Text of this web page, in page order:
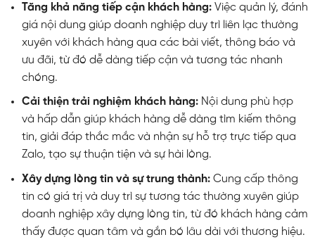
Tăng khả năng tiếp cận khách hàng: Việc quản lý, đánh
giá nội dung giúp doanh nghiệp duy trì liên lạc thường
xuyên với khách hàng qua các bài viết, thông báo và
ưu đãi, từ đó dễ dàng tiếp cận và tương tác nhanh
chóng.
Cải thiện trải nghiệm khách hàng: Nội dung phù hợp
và hấp dẫn giúp khách hàng dễ dàng tìm kiếm thông
tin, giải đáp thắc mắc và nhận sự hỗ trợ trực tiếp qua
Zalo, tạo sự thuận tiện và sự hài lòng.
Xây dựng lòng tin và sự trung thành: Cung cấp thông
tin có giá trị và duy trì sự tương tác thường xuyên giúp
doanh nghiệp xây dựng lòng tin, từ đó khách hàng cảm
thấy được quan tâm và gắn bó lâu dài với thương hiệu.